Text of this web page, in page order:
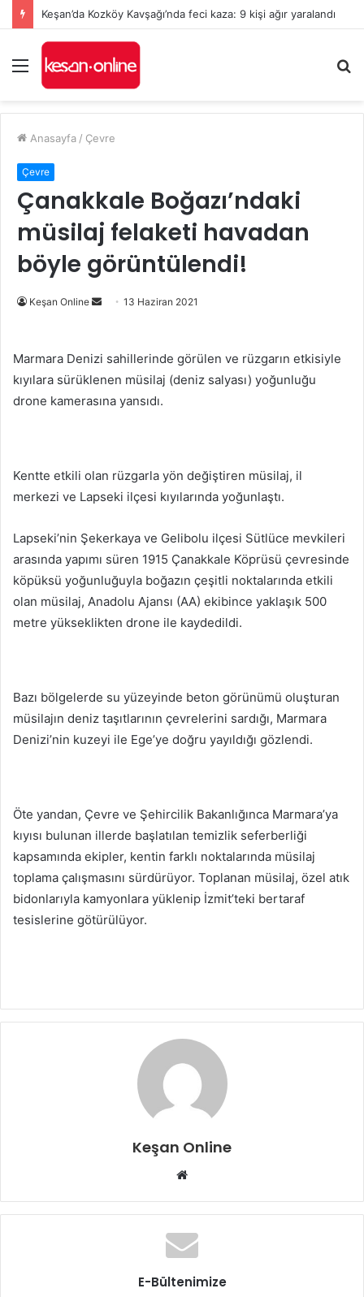
Keşan’da Kozköy Kavşağı’nda feci kaza: 9 kişi ağır yaralandı
Menü
...
Anasayfa / Çevre
Çevre
Çanakkale Boğazı’ndaki
müsilaj felaketi havadan
böyle görüntülendi!
Keşan Online
Bir
göndermek
13 Haziran 2021
Marmara Denizi sahillerinde görülen ve rüzgarın etkisiyle
kıyılara sürüklenen müsilaj (deniz salyası) yoğunluğu
drone kamerasına yansıdı.
Kentte etkili olan rüzgarla yön değiştiren müsilaj, il
merkezi ve Lapseki ilçesi kıyılarında yoğunlaştı.
Lapseki’nin Şekerkaya ve Gelibolu ilçesi Sütlüce mevkileri
arasında yapımı süren 1915 Çanakkale Köprüsü çevresinde
köpüksü yoğunluğuyla boğazın çeşitli noktalarında etkili
olan müsilaj, Anadolu Ajansı (AA) ekibince yaklaşık 500
metre yükseklikten drone ile kaydedildi.
Bazı bölgelerde su yüzeyinde beton görünümü oluşturan
müsilajın deniz taşıtlarının çevrelerini sardığı, Marmara
Denizi’nin kuzeyi ile Ege’ye doğru yayıldığı gözlendi.
Öte yandan, Çevre ve Şehircilik Bakanlığınca Marmara’ya
kıyısı bulunan illerde başlatılan temizlik seferberliği
kapsamında ekipler, kentin farklı noktalarında müsilaj
toplama çalışmasını sürdürüyor. Toplanan müsilaj, özel atık
bidonlarıyla kamyonlara yüklenip İzmit’teki bertaraf
tesislerine götürülüyor.
Keşan Online
Web
E-Bültenimize